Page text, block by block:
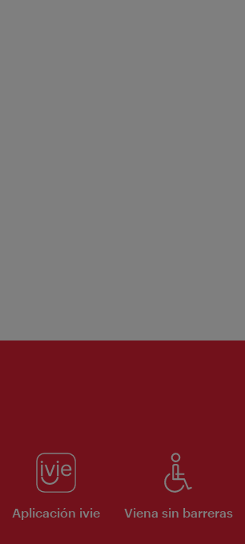
Aplicación ivie Viena sin barreras